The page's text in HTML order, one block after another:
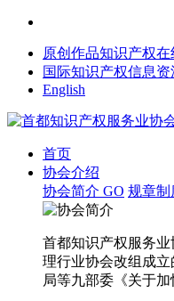
原创作品知识产权在
国际知识产权信息
English
首页
协会介绍
协会简介 GO 规章制
首都知识产权服务
理行业协会改组成
局等九部委《关于